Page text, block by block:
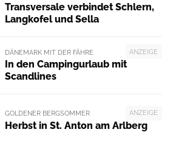
Transversale verbindet Schlern,
Langkofel und Sella
ANZEIGE
DÄNEMARK MIT DER FÄHRE
In den Campingurlaub mit
Scandlines
ANZEIGE
GOLDENER BERGSOMMER
Herbst in St. Anton am Arlberg